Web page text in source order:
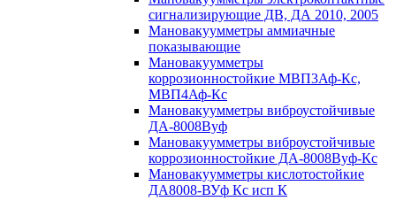
сигнализирующие ДВ, ДА 2010, 2005
Мановакуумметры аммиачные
показывающие
Мановакуумметры
коррозионностойкие МВП3Аф-Кс,
МВП4Аф-Кс
Мановакуумметры виброустойчивые
ДА-8008Вуф
Мановакуумметры виброустойчивые
коррозионностойкие ДА-8008Вуф-Кс
Мановакуумметры кислотостойкие
ДА8008-ВУф Кс исп К